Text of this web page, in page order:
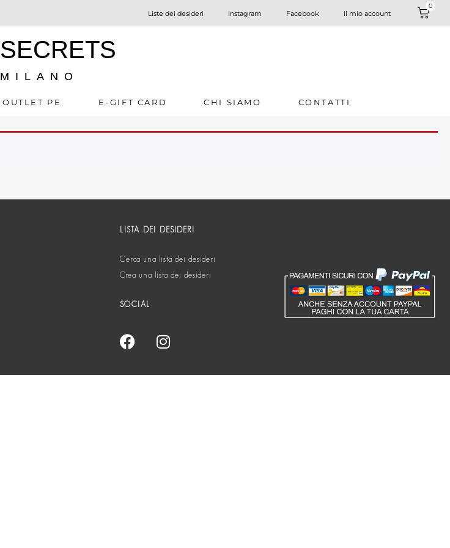
Liste dei desideri Instagram Facebook Il mio account
0
SECRETS
MILANO
OUTLET PE E-GIFT CARD CHI SIAMO CONTATTI
LISTA DEI DESIDERI
Cerca una lista dei desideri
Crea una lista dei desideri
SOCIAL